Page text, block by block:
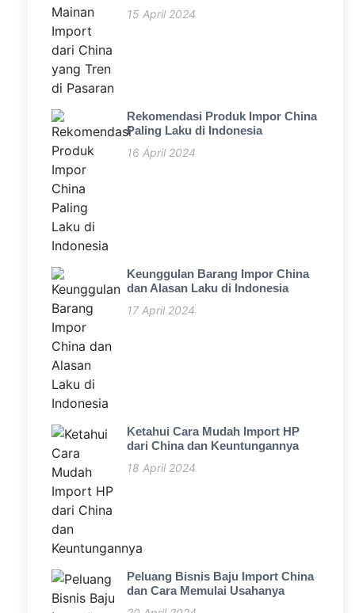
15 April 2024
Rekomendasi Produk Impor China
Paling Laku di Indonesia
16 April 2024
Keunggulan Barang Impor China
dan Alasan Laku di Indonesia
17 April 2024
Ketahui Cara Mudah Import HP
dari China dan Keuntungannya
18 April 2024
Peluang Bisnis Baju Import China
dan Cara Memulai Usahanya